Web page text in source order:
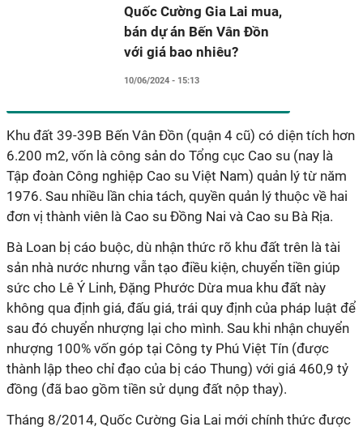
Quốc Cường Gia Lai mua,
bán dự án Bến Vân Đồn
với giá bao nhiêu?
10/06/2024 - 15:13
Khu đất 39-39B Bến Vân Đồn (quận 4 cũ) có diện tích hơn
6.200 m2, vốn là công sản do Tổng cục Cao su (nay là
Tập đoàn Công nghiệp Cao su Việt Nam) quản lý từ năm
1976. Sau nhiều lần chia tách, quyền quản lý thuộc về hai
đơn vị thành viên là Cao su Đồng Nai và Cao su Bà Rịa.
Bà Loan bị cáo buộc, dù nhận thức rõ khu đất trên là tài
sản nhà nước nhưng vẫn tạo điều kiện, chuyển tiền giúp
sức cho Lê Ý Linh, Đặng Phước Dừa mua khu đất này
không qua định giá, đấu giá, trái quy định của pháp luật để
sau đó chuyển nhượng lại cho mình. Sau khi nhận chuyển
nhượng 100% vốn góp tại Công ty Phú Việt Tín (được
thành lập theo chỉ đạo của bị cáo Thung) với giá 460,9 tỷ
đồng (đã bao gồm tiền sử dụng đất nộp thay).
Tháng 8/2014, Quốc Cường Gia Lai mới chính thức được